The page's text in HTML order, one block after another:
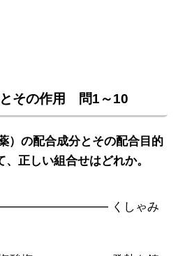
その作用 問1～10
）の配合成分とその配合目的
正しい組合せはどれか。
くしゃみ